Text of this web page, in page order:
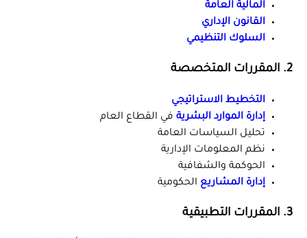
المالية العامة
القانون الإداري
السلوك التنظيمي
2. المقررات المتخصصة
التخطيط الاستراتيجي
إدارة الموارد البشرية في القطاع العام
تحليل السياسات العامة
نظم المعلومات الإدارية
الحوكمة والشفافية
إدارة المشاريع الحكومية
3. المقررات التطبيقية